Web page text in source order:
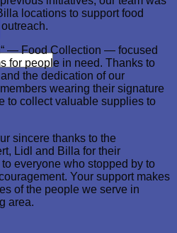
locations to support food
— Food Collection — focused
for people in need. Thanks to
the dedication of our
wearing their signature
to collect valuable supplies to
sincere thanks to the
Lidl and Billa for their
everyone who stopped by to
Your support makes
of the people we serve in
area.